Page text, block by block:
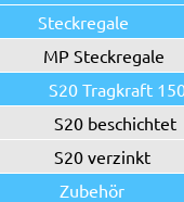
Steckregale
MP Steckregale
S20 Tragkraft
S20 beschichtet
S20 verzinkt
Zubehör